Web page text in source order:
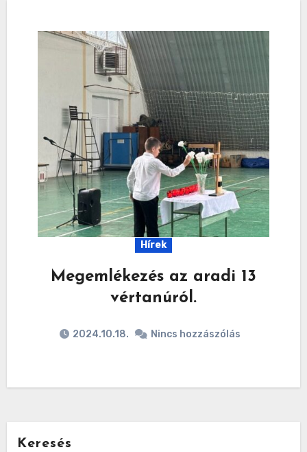
Hírek
Megemlékezés az aradi 13
vértanúról.
2024.10.18. Nincs hozzászólás
Keresés